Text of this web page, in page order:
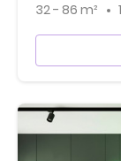
32 - 86 m² 1